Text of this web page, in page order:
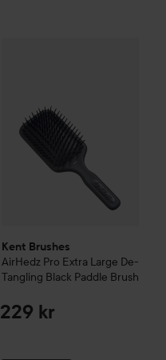
Kent Brushes
AirHedz Pro Extra Large De-
Tangling Black Paddle Brush
229 kr